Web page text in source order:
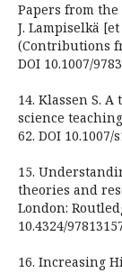
Papers from the
J. Lampiselkä [et
(Contributions
DOI 10.1007/
14. Klassen S.
science
62. DOI 10.1007/
15.
theories and
London:
10.4324/
16. Increasing